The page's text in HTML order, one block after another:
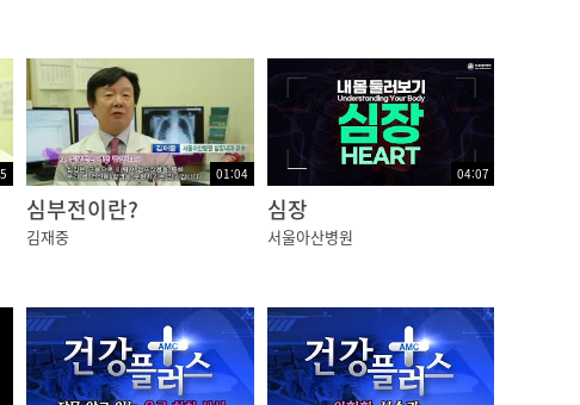
01:04
심부전이란?
김재중
04:07
심장
서울아산병원